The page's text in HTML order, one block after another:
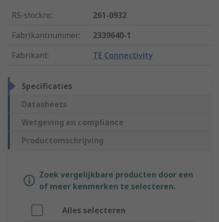
RS-stocknr.:
261-0932
Fabrikantnummer:
2339640-1
Fabrikant: TE Connectivity
Specificaties
Datasheets
Wetgeving en compliance
Productomschrijving
Zoek vergelijkbare producten door een
of meer kenmerken te selecteren.
Alles selecteren